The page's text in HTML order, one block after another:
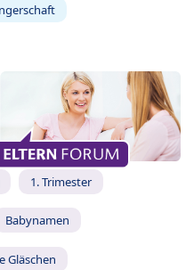
1. Trimester
Babynamen
Gläschen